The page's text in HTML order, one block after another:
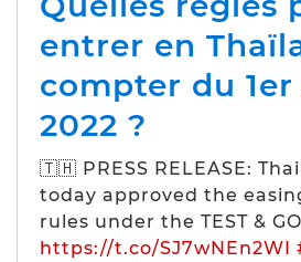
entrer en
compter du
2022 ?
🇹🇭 PRESS RELEASE:
today approved the
rules under the TEST &
https://t.co/SJ7wNEn2WI